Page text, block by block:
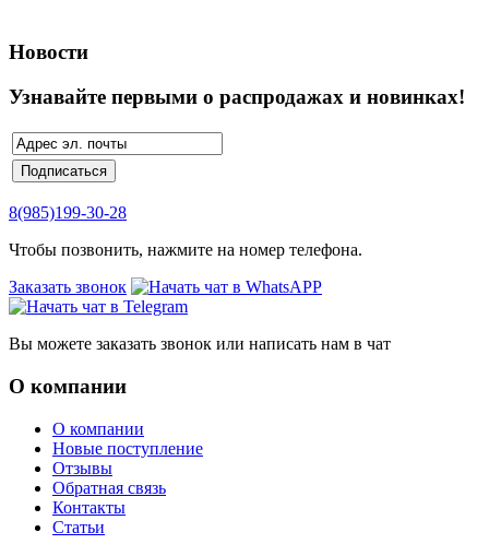
Новости
Узнавайте первыми о распродажах и новинках!
8(985)199-30-28
Чтобы позвонить, нажмите на номер телефона.
Заказать звонок
Вы можете заказать звонок или написать нам в чат
О компании
О компании
Новые поступление
Отзывы
Обратная связь
Контакты
Статьи